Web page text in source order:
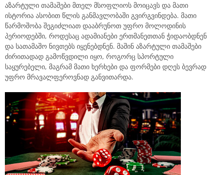
აზარტული თამაშები მთელ მსოფლიოს მოიცავს და მათი
ისტორია ასობით წლის განმავლობაში გვირგვინდება. მათი
წარმოშობა შეგიძლიათ დააბრუნოთ უფრო მოლოდინის
პერიოდებში, როდესაც ადამიანები ერთმანეთთან ჭიდაობდნენ
და სათამაშო ნივთებს იყენებდნენ. მაშინ აზარტული თამაშები
ძირითადად გამოწვდილი იყო, როგორც სპორტული
საყურებელი, მაგრამ მათი ხერხები და ფორმები დღეს ბევრად
უფრო მრავალფეროვნად განვითარდა.